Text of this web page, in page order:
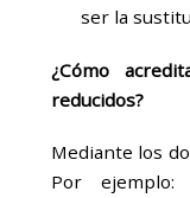
ser la
¿Cómo
reducidos?
Mediante los
Por ejemplo: